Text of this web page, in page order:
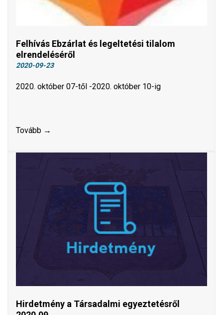
Felhívás Ebzárlat és legeltetési tilalom
elrendeléséről
2020-09-23
2020. október 07-től -2020. október 10-ig
Tovább →
Hirdetmény a Társadalmi egyeztetésről